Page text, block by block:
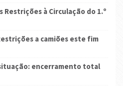
Restrições à Circulação do 1.º
a camiões este fim
encerramento total